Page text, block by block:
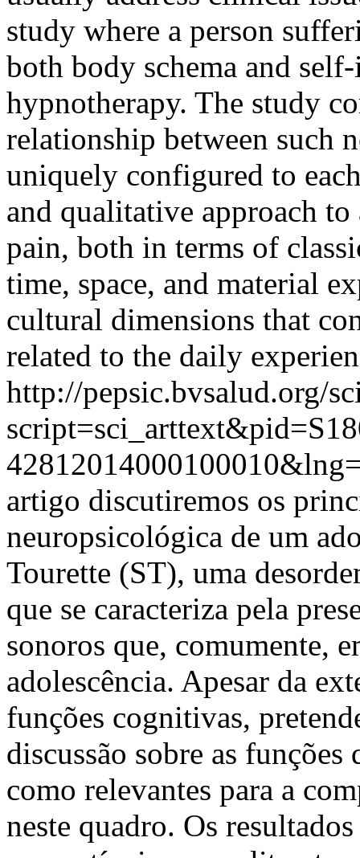
study where a person
both body schema and
hypnotherapy. The study
relationship between such
uniquely configured to
and qualitative approach to
pain, both in terms of
time, space, and material
cultural dimensions that
related to the daily
http://pepsic.bvsalud.org/
artigo discutiremos os
neuropsicológica de um
Tourette (ST), uma
que se caracteriza pela
sonoros que, comumente,
adolescência. Apesar da
funções cognitivas,
discussão sobre as
como relevantes para a
neste quadro. Os